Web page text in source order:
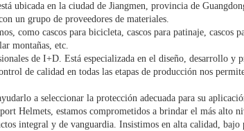
ubicada en la ciudad de Jiangmen, provincia de
un grupo de proveedores de materiales.
como cascos para bicicleta, cascos para patinaje, cascos
montañas, etc.
de I+D. Está especializada en el diseño, desarrollo y
de calidad en todas las etapas de producción nos
a seleccionar la protección adecuada para su
Helmets, estamos comprometidos a brindar el más alto
integral y de vanguardia. Insistimos en alta calidad,